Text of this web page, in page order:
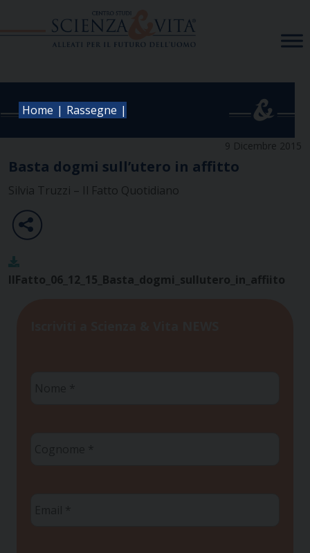
Home | Rassegne |
9 Dicembre 2015
Basta dogmi sull’utero in affitto
Silvia Truzzi – Il Fatto Quotidiano
IlFatto_06_12_15_Basta_dogmi_sullutero_in_affiito